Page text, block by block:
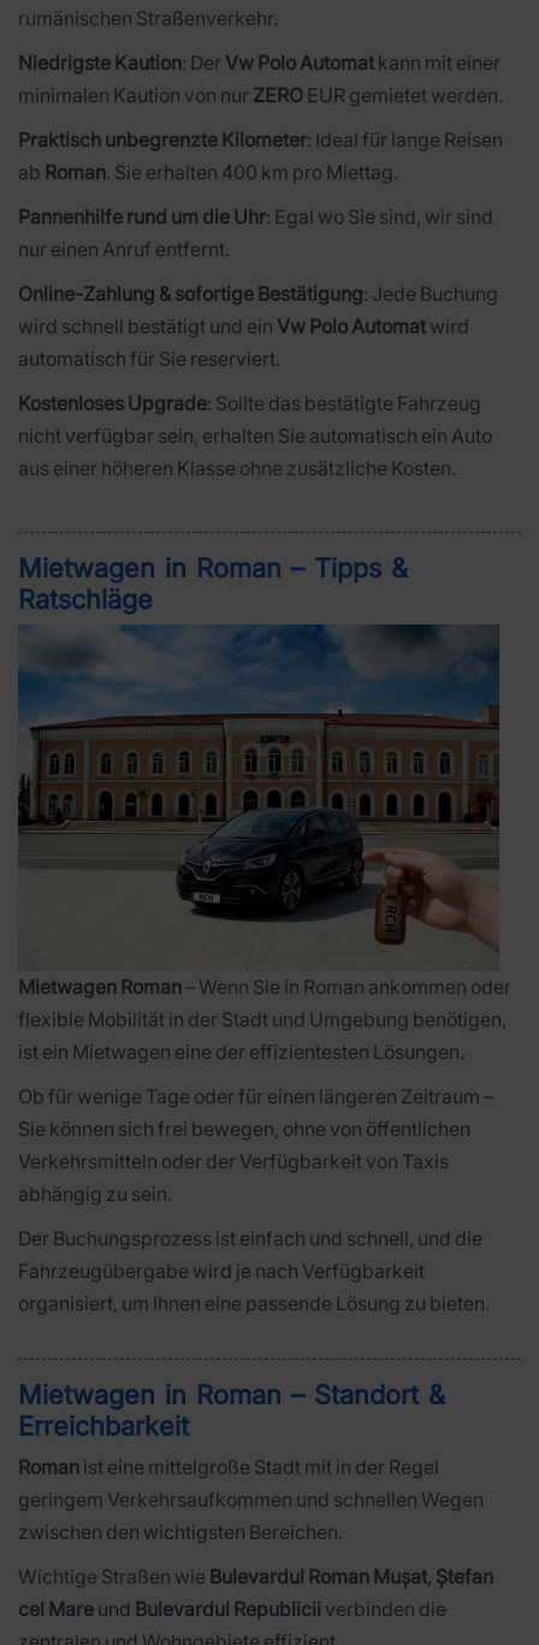
rumänischen Straßenverkehr.
Niedrigste Kaution: Der Vw Polo Automat kann mit einer
minimalen Kaution von nur ZERO EUR gemietet werden.
Praktisch unbegrenzte Kilometer: Ideal für lange Reisen
ab Roman. Sie erhalten 400 km pro Miettag.
Pannenhilfe rund um die Uhr: Egal wo Sie sind, wir sind
nur einen Anruf entfernt.
Online-Zahlung & sofortige Bestätigung: Jede Buchung
wird schnell bestätigt und ein Vw Polo Automat wird
automatisch für Sie reserviert.
Kostenloses Upgrade: Sollte das bestätigte Fahrzeug
nicht verfügbar sein, erhalten Sie automatisch ein Auto
aus einer höheren Klasse ohne zusätzliche Kosten.
Mietwagen in Roman – Tipps &
Ratschläge
Mietwagen Roman– Wenn Sie in Roman ankommen oder
flexible Mobilität in der Stadt und Umgebung benötigen,
ist ein Mietwagen eine der effizientesten Lösungen.
Ob für wenige Tage oder für einen längeren Zeitraum –
Sie können sich frei bewegen, ohne von öffentlichen
Verkehrsmitteln oder der Verfügbarkeit von Taxis
abhängig zu sein.
Der Buchungsprozess ist einfach und schnell, und die
Fahrzeugübergabe wird je nach Verfügbarkeit
organisiert, um Ihnen eine passende Lösung zu bieten.
Mietwagen in Roman – Standort &
Erreichbarkeit
Roman ist eine mittelgroße Stadt mit in der Regel
geringem Verkehrsaufkommen und schnellen Wegen
zwischen den wichtigsten Bereichen.
Wichtige Straßen wie Bulevardul Roman Mușat, Ștefan
cel Mare und Bulevardul Republicii verbinden die